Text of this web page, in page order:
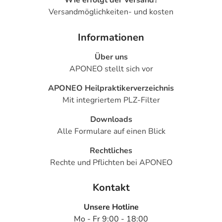
Einnahme vergessen?
Zeitpunkt ganz normal (also nicht mit der doppelten
Generell gilt: Achten Sie vor allem bei Säuglingen,
Kleinkindern und älteren Menschen auf eine
gewissenhafte Dosierung. Im Zweifelsfalle fragen Sie
Ihren Arzt oder Apotheker nach etwaigen Auswirkungen
oder Vorsichtsmaßnahmen.
Angaben der Packungsbeilage abweichen. Da der Arzt sie
individuell abstimmt, sollten Sie das Arzneimittel daher
Wichtige Hinweise
Versandmöglichkeiten- und kosten
Informationen
Über uns
APONEO stellt sich vor
APONEO Heilpraktikerverzeichnis
Mit integriertem PLZ-Filter
Downloads
Alle Formulare auf einen Blick
Rechtliches
Rechte und Pflichten bei APONEO
Kontakt
Unsere Hotline
Mo - Fr 9:00 - 18:00